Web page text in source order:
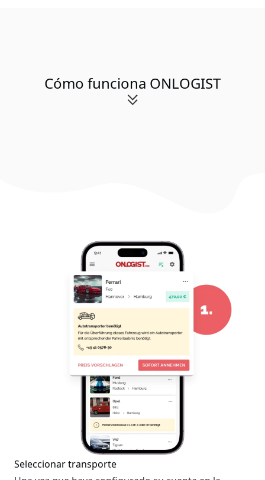
Cómo funciona ONLOGIST
Seleccionar transporte